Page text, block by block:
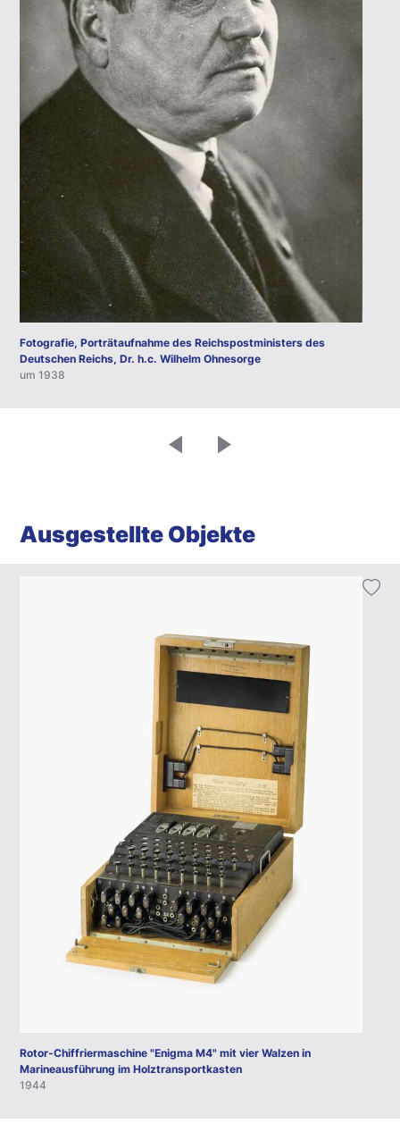
Fotografie, Porträtaufnahme des Reichspostministers des
Deutschen Reichs, Dr. h.c. Wilhelm Ohnesorge
um 1938
Ausgestellte Objekte
Rotor-Chiffriermaschine "Enigma M4" mit vier Walzen in
Marineausführung im Holztransportkasten
1944